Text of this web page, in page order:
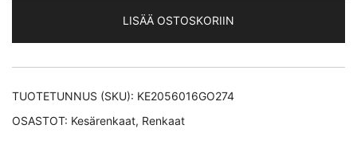
205/60-
16
määrä
LISÄÄ OSTOSKORIIN
TUOTETUNNUS (SKU): KE2056016GO274
OSASTOT: Kesärenkaat, Renkaat